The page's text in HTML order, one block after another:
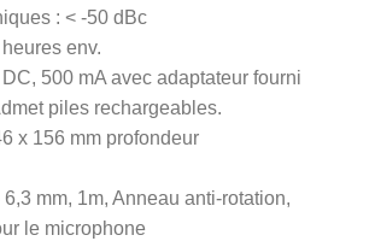
: < -50 dBc
env.
500 mA avec adaptateur fourni
piles rechargeables.
x 156 mm profondeur
mm, 1m, Anneau anti-rotation,
le microphone